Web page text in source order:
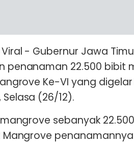
- Gubernur Jawa
penanaman 22.500 bibit
Ke-VI yang
(26/12).
sebanyak
Mangrove